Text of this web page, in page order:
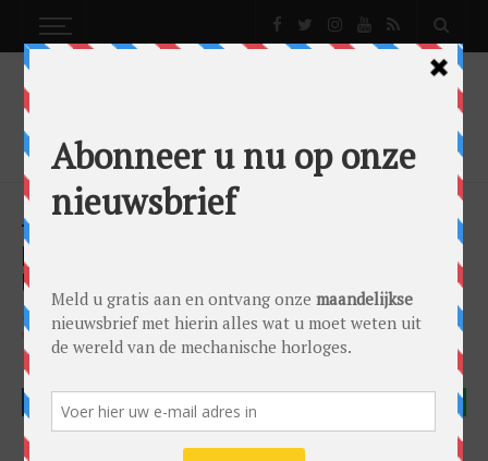
BREITLING NAVITIMER RATTRAPANTE: DE
ULTIEME MECHANISCHE CHRONOGRAAF?
News by Lex Stolk on 28/03/2017
Breitling
Breitling Calibre B01
Breitling Navitimer Rattrapante
Calibre B03
Chronograaf
Manufacture Breitling Caliber B03
FACEBOOK